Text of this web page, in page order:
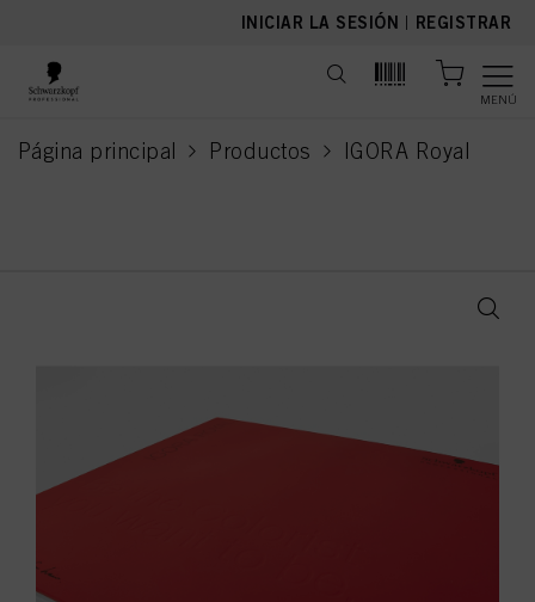
INICIAR LA SESIÓN | REGISTRAR
MENÚ
Página principal Productos IGORA Royal
current page